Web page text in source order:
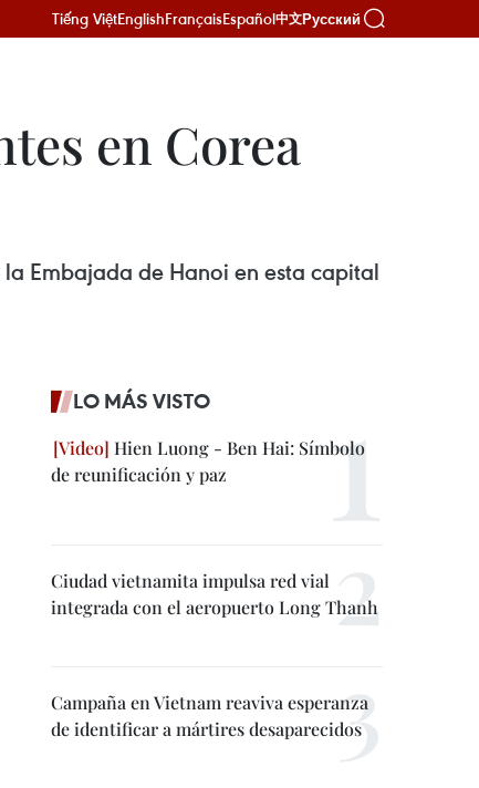
Tiếng ViệtEnglishFrançaisEspañol中文Русский
en Corea
Embajada de Hanoi en esta capital
LO MÁS VISTO
Hien Luong - Ben Hai: Símbolo
de reunificación y paz
Ciudad vietnamita impulsa red vial
integrada con el aeropuerto Long Thanh
Campaña en Vietnam reaviva esperanza
de identificar a mártires desaparecidos